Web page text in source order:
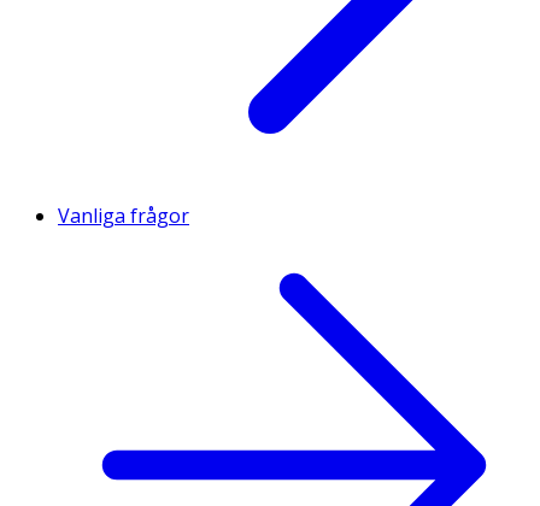
Vanliga frågor